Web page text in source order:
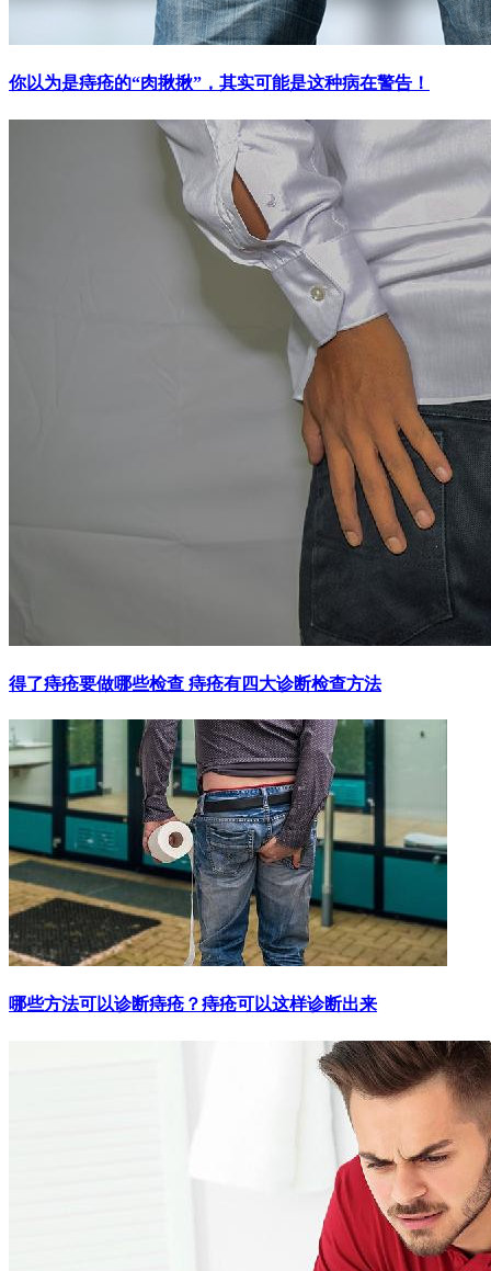
你以为是痔疮的“肉揪揪”，其实可能是这种病在警告！
得了痔疮要做哪些检查 痔疮有四大诊断检查方法
哪些方法可以诊断痔疮？痔疮可以这样诊断出来